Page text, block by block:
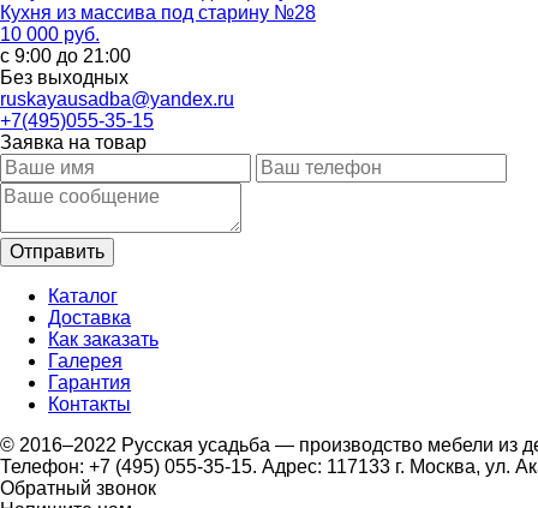
Кухня из массива под старину №28
10 000 руб.
с 9:00 до 21:00
Без выходных
ruskayausadba@yandex.ru
+7(495)055-35-15
Заявка на товар
Каталог
Доставка
Как заказать
Галерея
Гарантия
Контакты
© 2016–2022 Русская усадьба — производство мебели из
Телефон: +7 (495) 055-35-15. Адрес: 117133 г. Москва, ул.
Обратный звонок